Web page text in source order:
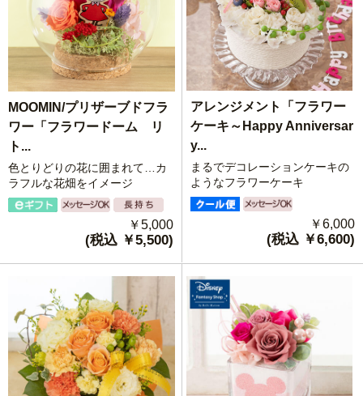
MOOMIN/プリザーブドフラ
ワー「フラワードーム リ
ト...
色とりどりの花に囲まれて…カ
ラフルな花畑をイメージ
￥5,000
(税込 ￥5,500)
アレンジメント「フラワー
ケーキ～Happy Anniversar
y...
まるでデコレーションケーキの
ようなフラワーケーキ
￥6,000
(税込 ￥6,600)